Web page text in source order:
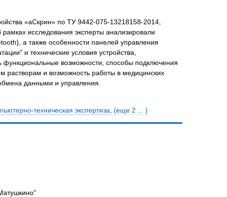
«аСкрин» по ТУ 9442-075-13218158-2014,
исследования эксперты анализировали
а также особенности панелей управления
и технические условия устройства,
функциональные возможности, способы подключения
растворам и возможность работы в медицинских
данными и управления.
техническая экспертиза, (еще 2 ... )